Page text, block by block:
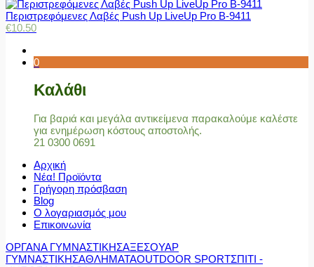
Περιστρεφόμενες Λαβές Push Up LiveUp Pro Β-9411
€10.50
0
Καλάθι
Για βαριά και μεγάλα αντικείμενα παρακαλούμε καλέστε
για ενημέρωση κόστους αποστολής.
21 0300 0691
Αρχική
Νέα! Προϊόντα
Γρήγορη πρόσβαση
Blog
Ο λογαριασμός μου
Επικοινωνία
ΟΡΓΑΝΑ ΓΥΜΝΑΣΤΙΚΗΣΑΞΕΣΟΥΑΡ
ΓΥΜΝΑΣΤΙΚΗΣΑΘΛΗΜΑΤΑOUTDOOR SPORTΣΠΙΤΙ -